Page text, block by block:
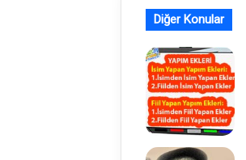
Diğer Konular